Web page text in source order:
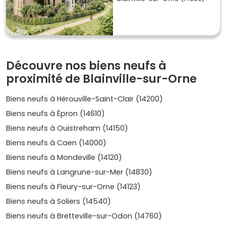
d'une isolation performante et de charges maîtrisées.
Pour un premier achat ou un placement, l'immobilier neuf
à Blainville-sur-Orne est un bon point d'entrée sur le
marché caennais.
environnements
Blainville n'est pas une grande ville, mais chaque secteur
a son profil. Voici où regarder selon tes objectifs.
Centre-bourg et commerces
quotidien, services proches, ambiance village. Idéal
pour habiter en résidence principale.
estimé dans le neuf :3 600 à 4 500 €/m²
prestations.
Bords du canal et vers l'estuaire: vues dégagées,
nature et mobilité douce. Très recherché pour les
espaces extérieurset les balcons.
800 à 4 800 €/m²pour les programmes les mieux
situés.
Limite Hérouville-Saint-Clair / Colombelles
Découvre nos biens neufs à
proximité de Blainville-sur-Orne
Biens neufs à Hérouville-Saint-Clair (14200)
Biens neufs à Épron (14610)
Biens neufs à Ouistreham (14150)
Biens neufs à Caen (14000)
Biens neufs à Mondeville (14120)
Biens neufs à Langrune-sur-Mer (14830)
Biens neufs à Fleury-sur-Orne (14123)
Biens neufs à Soliers (14540)
Biens neufs à Bretteville-sur-Odon (14760)